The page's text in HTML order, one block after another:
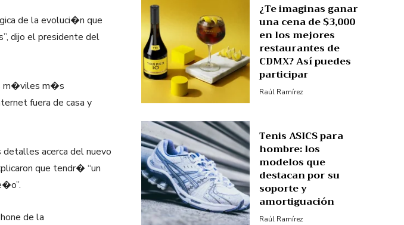
de la evoluci�n que
dijo el presidente del
m�viles m�s
fuera de casa y
acerca del nuevo
que tendr� “un
de la
¿Te imaginas ganar
una cena de $3,000
en los mejores
restaurantes de
CDMX? Así puedes
participar
Raúl Ramírez
Tenis ASICS para
hombre: los
modelos que
destacan por su
soporte y
amortiguación
Raúl Ramírez